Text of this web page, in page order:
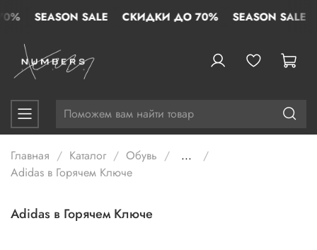
SEASON SALE СКИДКИ ДО 70% SEASON SALE
Главная Каталог Обувь
...
Adidas в Горячем Ключе
Adidas в Горячем Ключе